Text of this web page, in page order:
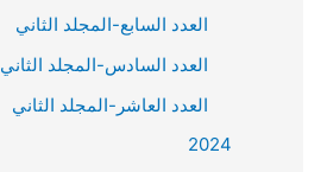
العدد السابع-المجلد الثاني
العدد السادس-المجلد الثاني
العدد العاشر-المجلد الثاني
2024